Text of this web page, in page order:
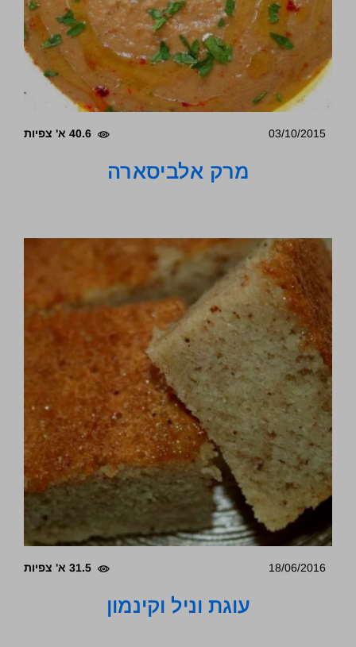
03/10/2015 40.6 א' צפיות
מרק אלביסארה
18/06/2016 31.5 א' צפיות
עוגת וניל וקינמון